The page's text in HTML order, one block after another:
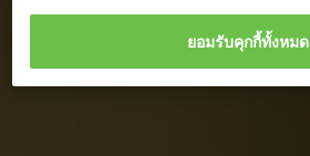
ยอมรับคุกกี้ทั้งหมด